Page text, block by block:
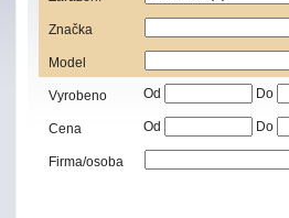
Značka
Model
Vyrobeno Od Do
Cena Od Do
Firma/osoba